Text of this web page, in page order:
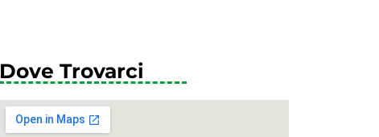
Dove Trovarci